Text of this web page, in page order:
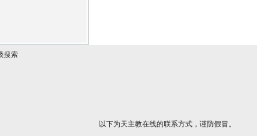
搜索
以下为天主教在线的联系方式，谨防假冒。